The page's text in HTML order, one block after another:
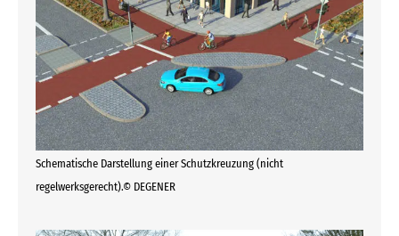
Schematische Darstellung einer Schutzkreuzung (nicht
regelwerksgerecht).© DEGENER